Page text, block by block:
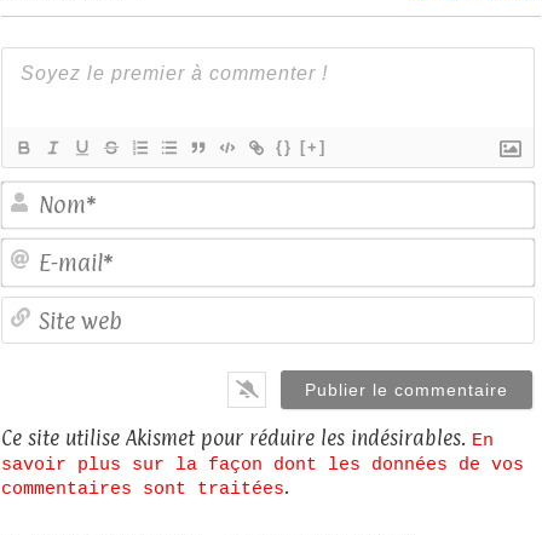
{} [+]
Ce site utilise Akismet pour réduire les indésirables. En
savoir plus sur la façon dont les données de vos
commentaires sont traitées.